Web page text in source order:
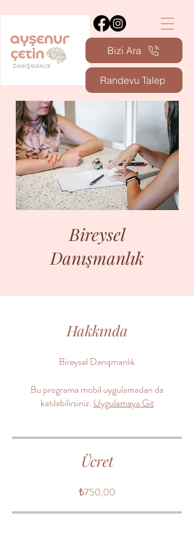
Bizi Ara
Randevu Talep
Bireysel
Danışmanlık
Hakkında
Bireysel Danışmanlık
Bu programa mobil uygulamadan da
katılabilirsiniz. Uygulamaya Git
Ücret
₺750,00